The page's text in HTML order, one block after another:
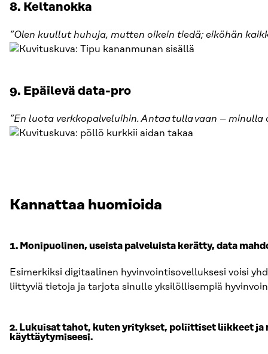
8. Keltanokka
”Olen kuullut huhuja, mutten oikein tiedä; eiköhän
9. Epäilevä data-pro
”En luota verkkopalveluihin. Antaa tulla vaan –
Kannattaa huomioida
1. Monipuolinen, useista palveluista kerätty, data
Esimerkiksi digitaalinen hyvinvointisovelluksesi voisi
liittyviä tietoja ja tarjota sinulle yksilöllisempiä
2. Lukuisat tahot, kuten yritykset, poliittiset liikkeet
käyttäytymiseesi.